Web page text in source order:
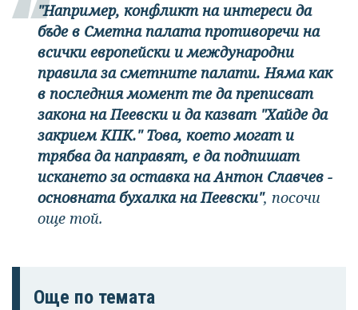
"Например, конфликт на интереси да
бъде в Сметна палата противоречи на
всички европейски и международни
правила за сметните палати. Няма как
в последния момент те да преписват
закона на Пеевски и да казват "Хайде да
закрием КПК." Това, което могат и
трябва да направят, е да подпишат
искането за оставка на Антон Славчев -
основната бухалка на Пеевски", посочи
още той.
Още по темата